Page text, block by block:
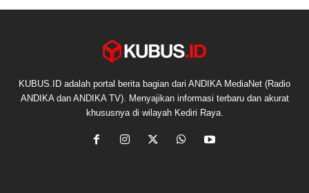
KUBUS.ID adalah portal berita bagian dari ANDIKA MediaNet (Radio
ANDIKA dan ANDIKA TV). Menyajikan informasi terbaru dan akurat
khususnya di wilayah Kediri Raya.